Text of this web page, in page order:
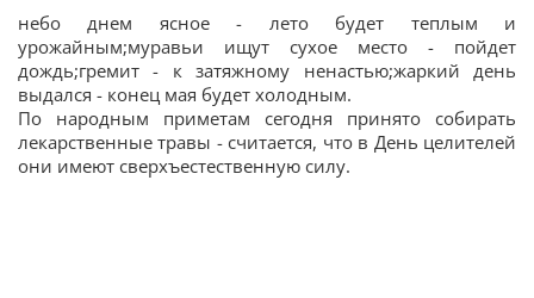
небо днем ясное - лето будет теплым и
урожайным;муравьи ищут сухое место - пойдет
дождь;гремит - к затяжному ненастью;жаркий день
выдался - конец мая будет холодным.
По народным приметам сегодня принято собирать
лекарственные травы - считается, что в День целителей
они имеют сверхъестественную силу.